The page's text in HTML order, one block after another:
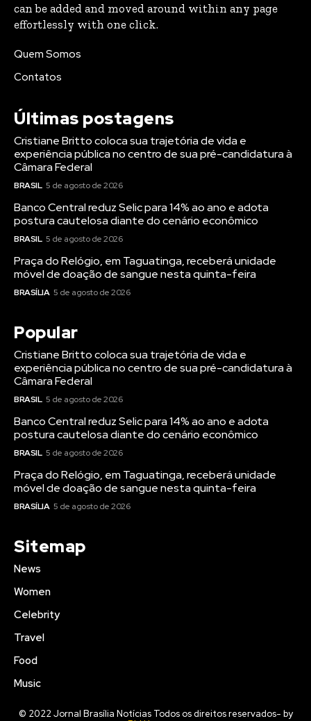
can be added and moved around within any page
effortlessly with one click.
Quem Somos
Contatos
Últimas postagens
Cristiane Britto coloca sua trajetória de vida e
experiência pública no centro de sua pré-candidatura à
Câmara Federal
BRASIL 5 de agosto de 2026
Banco Central reduz Selic para 14% ao ano e adota
postura cautelosa diante do cenário econômico
BRASIL 5 de agosto de 2026
Praça do Relógio, em Taguatinga, receberá unidade
móvel de doação de sangue nesta quinta-feira
BRASÍLIA 5 de agosto de 2026
Popular
Cristiane Britto coloca sua trajetória de vida e
experiência pública no centro de sua pré-candidatura à
Câmara Federal
BRASIL 5 de agosto de 2026
Banco Central reduz Selic para 14% ao ano e adota
postura cautelosa diante do cenário econômico
BRASIL 5 de agosto de 2026
Praça do Relógio, em Taguatinga, receberá unidade
móvel de doação de sangue nesta quinta-feira
BRASÍLIA 5 de agosto de 2026
Sitemap
News
Women
Celebrity
Travel
Food
Music
© 2022 Jornal Brasília Notícias Todos os direitos reservados- by